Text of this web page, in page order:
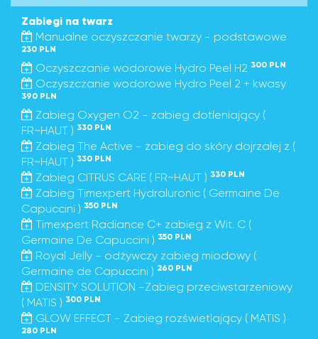
Zabiegi na twarz
Manualne oczyszczanie twarzy - podstawowe
230 PLN
Oczyszczanie wodorowe Hydro Peel H2 300 PLN
Oczyszczanie wodorowe Hydro Peel 2 + kwasy
390 PLN
Zabieg Oxygen O2 - zabieg dotleniający (
FR~HAUT ) 330 PLN
Zabieg The Active - zabieg do skóry dojrzałej z (
FR~HAUT ) 330 PLN
Zabieg CITRUS CARE ( FR~HAUT ) 330 PLN
Zabieg Timexpert Hydraluronic ( Germaine De
Capuccini ) 350 PLN
Timexpert Radiance C+ zabieg z Wit. C (
Germaine De Capuccini ) 350 PLN
Royal Jelly - odżywczy zabieg miodowy (
Germaine de Capuccini ) 260 PLN
DENSITY SOLUTION -Zabieg przeciwstarzeniowy
( MATIS ) 300 PLN
GLOW EFFECT - Zabieg rozświetlający ( MATIS )
280 PLN